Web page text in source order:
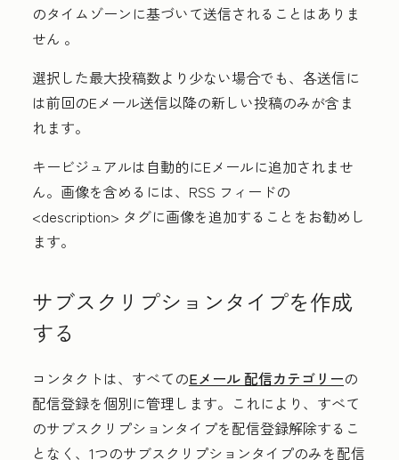
のタイムゾーンに基づいて送信される ことはありま
せん 。
選択した最大投稿数より少ない場合でも、各送信に
は前回のEメール送信以降の新しい投稿のみが含ま
れます。
キービジュアルは自動的にEメールに追加されませ
ん。画像を含めるには、RSS フィードの
<description> タグに画像を追加することをお勧めし
ます。
サブスクリプションタイプを作成
する
コンタクトは、すべてのEメール 配信カテゴリーの
配信登録を個別に管理します。これにより、すべて
のサブスクリプションタイプを配信登録解除するこ
となく、1つのサブスクリプションタイプのみを配信